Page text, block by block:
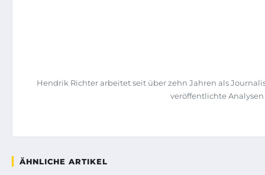
Hendrik Richter arbeitet seit über zehn Jahren als
veröffentlichte
ÄHNLICHE ARTIKEL